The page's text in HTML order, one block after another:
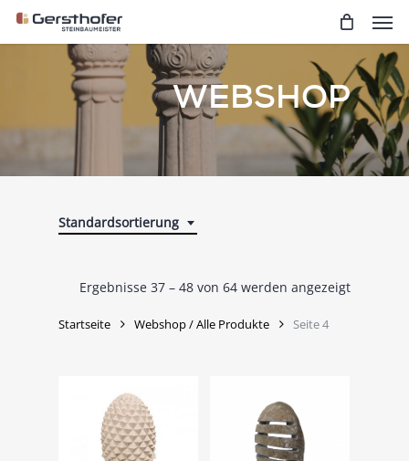
Skip
WEBSHOP
Standardsortierung
Ergebnisse 37 – 48 von 64 werden angezeigt
Startseite Webshop / Alle Produkte Seite 4